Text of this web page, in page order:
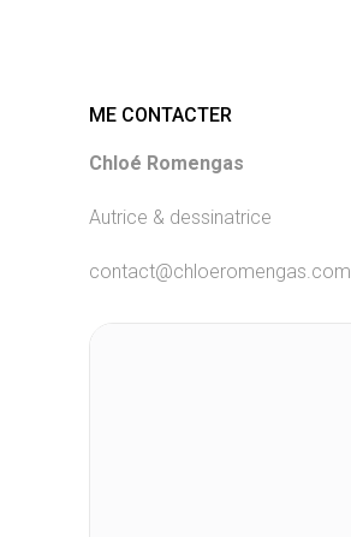
ME CONTACTER
Chloé Romengas
Autrice & dessinatrice
contact@chloeromengas.com